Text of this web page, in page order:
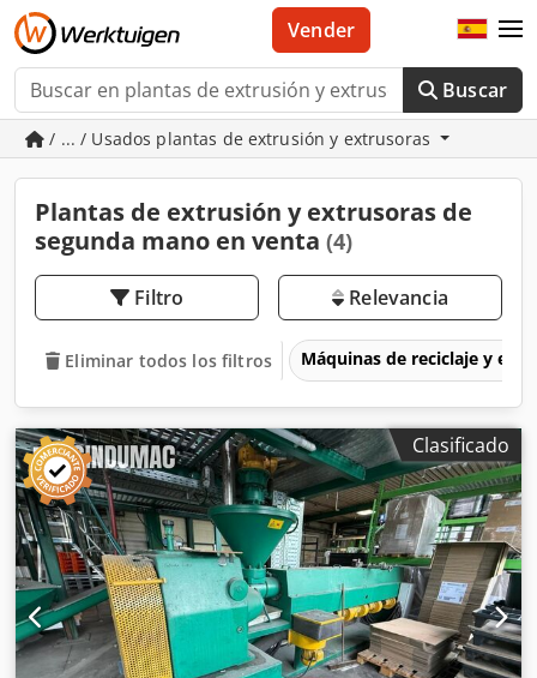
Buscar
Vender
/ ... / Usados plantas de extrusión y extrusoras
Plantas de extrusión y extrusoras de
segunda mano en venta (4)
Filtro Relevancia
Eliminar todos los filtros Máquinas de reciclaje y
Clasificado